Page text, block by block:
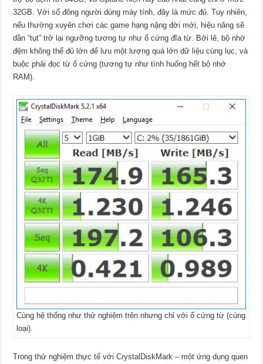
32GB. Với số đông người dùng máy tính, đây là mức đủ. Tuy nhiên,
nếu thường xuyên chơi các game hạng nặng đời mới, hiệu năng sẽ
dần “tụt” trở lại ngưỡng tương tự như ổ cứng đĩa từ. Bởi lẽ, bộ nhớ
đệm không thể đủ lớn để lưu một lượng quá lớn dữ liệu cùng lục, và
buộc phải đọc từ ổ cứng (tương tự như tình huống hết bộ nhớ
RAM).
Cùng hệ thống như thử nghiệm trên nhưng chỉ với ổ cứng từ (cùng
loại).
Trong thử nghiệm thực tế với CrystalDiskMark – một ứng dụng quen